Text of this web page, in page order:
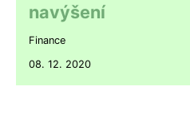
navýšení
Finance
08. 12. 2020